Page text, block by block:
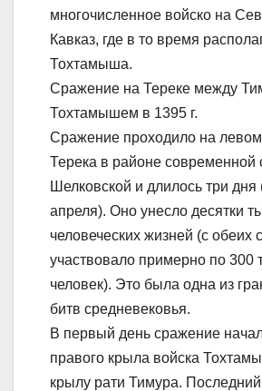
многочисленное войско на
Кавказ, где в то время
Тохтамыша.
Сражение на Тереке между
Тохтамышем в 1395 г.
Сражение проходило на левом
Терека в районе современной
Шелковской и длилось три дня
апреля). Оно унесло десятки
человеческих жизней (с обеих
участвовало примерно по 300
человек). Это была одна из
битв средневековья.
В первый день сражение
правого крыла войска
крылу рати Тимура.